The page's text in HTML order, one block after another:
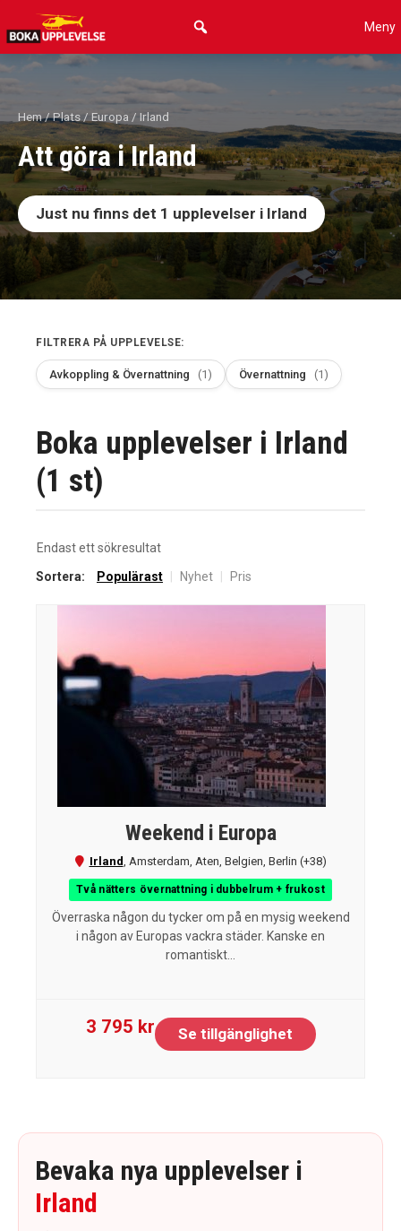
Hoppa
till
innehåll
Meny
Hem/Plats / Europa / Irland
Att göra i Irland
Just nu finns det 1 upplevelser i Irland
FILTRERA PÅ UPPLEVELSE:
Avkoppling & Övernattning (1) Övernattning (1)
Boka upplevelser i Irland
(1 st)
Endast ett sökresultat
Sortera:
Populärast Nyhet Pris
Weekend i Europa
Irland, Amsterdam, Aten, Belgien, Berlin (+38)
Två nätters övernattning i dubbelrum + frukost
Överraska någon du tycker om på en mysig weekend
i någon av Europas vackra städer. Kanske en
romantiskt...
3 795 kr Se tillgänglighet
Bevaka nya upplevelser i
Irland